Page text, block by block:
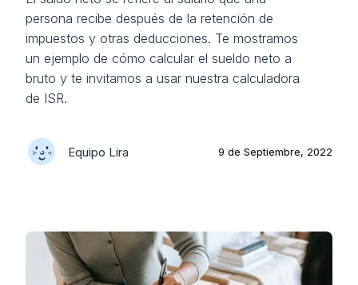
persona recibe después de la retención de
impuestos y otras deducciones. Te mostramos
un ejemplo de cómo calcular el sueldo neto a
bruto y te invitamos a usar nuestra calculadora
de ISR.
Equipo Lira 9 de Septiembre, 2022